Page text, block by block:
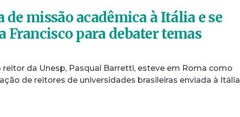
missão acadêmica à Itália e se
Francisco para debater temas
reitor da Unesp, Pasqual Barretti, esteve em Roma como
de reitores de universidades brasileiras enviada à Itália